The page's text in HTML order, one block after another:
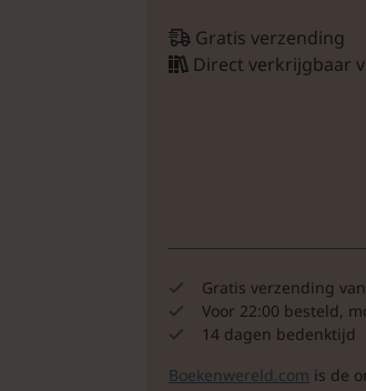
Gratis verzending
Direct verkrijgbaar
Gratis verzending
Voor 22:00 besteld,
14 dagen bedenktijd
Boekenwereld.com is de